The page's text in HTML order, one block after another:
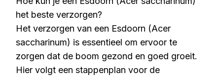
het beste verzorgen?
Het verzorgen van een Esdoorn (Acer
saccharinum) is essentieel om ervoor te
zorgen dat de boom gezond en goed groeit.
Hier volgt een stappenplan voor de